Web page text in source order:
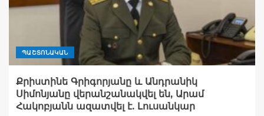
ՊԱՇՏՈՆԱԿԱՆ
Քրիստինե Գրիգորյանը և Անդրանիկ
Սիմոնյանը վերանշանակվել են, Արամ
Հակոբյանն ազատվել է. Լուսանկար